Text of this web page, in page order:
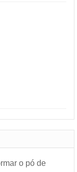
o pó de